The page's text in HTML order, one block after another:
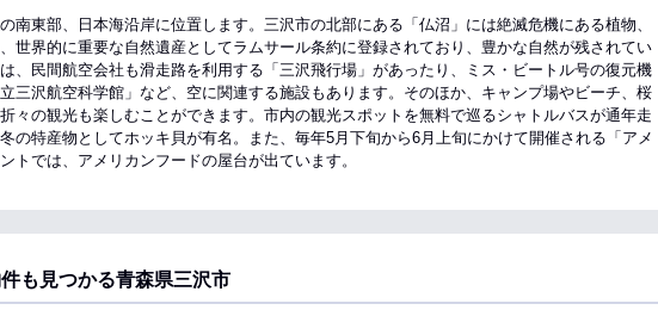
南東部、日本海沿岸に位置します。三沢市の北部にある「仏沼」には絶滅危機にある植物、
世界的に重要な自然遺産としてラムサール条約に登録されており、豊かな自然が残されてい
、民間航空会社も滑走路を利用する「三沢飛行場」があったり、ミス・ビートル号の復元機
三沢航空科学館」など、空に関連する施設もあります。そのほか、キャンプ場やビーチ、桜
々の観光も楽しむことができます。市内の観光スポットを無料で巡るシャトルバスが通年走
の特産物としてホッキ貝が有名。また、毎年5月下旬から6月上旬にかけて開催される「アメ
トでは、アメリカンフードの屋台が出ています。
も見つかる青森県三沢市